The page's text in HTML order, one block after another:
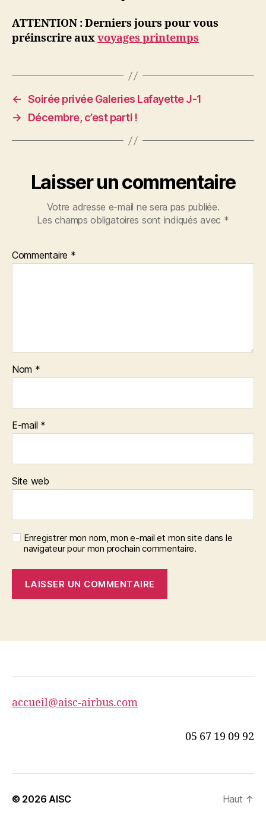
ATTENTION : Derniers jours pour vous
préinscrire auxvoyages printemps
← Soirée privée Galeries Lafayette J-1
→
Décembre, c’est parti !
Laisser un commentaire
Votre adresse e-mail ne sera pas publiée.
Les champs obligatoires sont indiqués avec *
Commentaire *
Nom *
E-mail *
Site web
Enregistrer mon nom, mon e-mail et mon site dans le
navigateur pour mon prochain commentaire.
accueil@aisc-airbus.com
05 67 19 09 92
© 2026AISC Haut ↑